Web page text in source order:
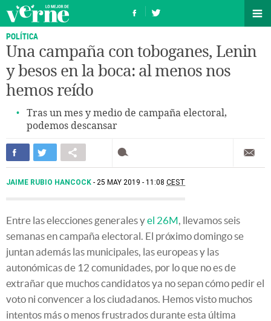
POLÍTICA
Una campaña con toboganes, Lenin
y besos en la boca: al menos nos
hemos reído
Tras un mes y medio de campaña electoral,
podemos descansar
JAIME RUBIO HANCOCK 25 MAY 2019 - 11:08 CEST
Entre las elecciones generales yel 26M, llevamos seis
semanas en campaña electoral. El próximo domingo se
juntan además las municipales, las europeas y las
autonómicas de 12 comunidades, por lo que no es de
extrañar que muchos candidatos ya no sepan cómo pedir el
voto ni convencer a los ciudadanos. Hemos visto muchos
intentos más o menos frustrados durante esta última